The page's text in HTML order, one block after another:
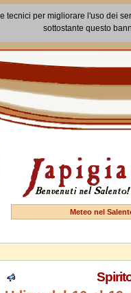
tecnici per migliorare l'uso dei
sottostante questo
Meteo nel